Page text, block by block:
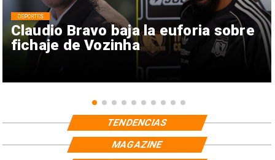
Claudio Bravo baja la euforia sobre
fichaje de Vozinha
DEPORTES
TENDENCIAS
MAGAZINE